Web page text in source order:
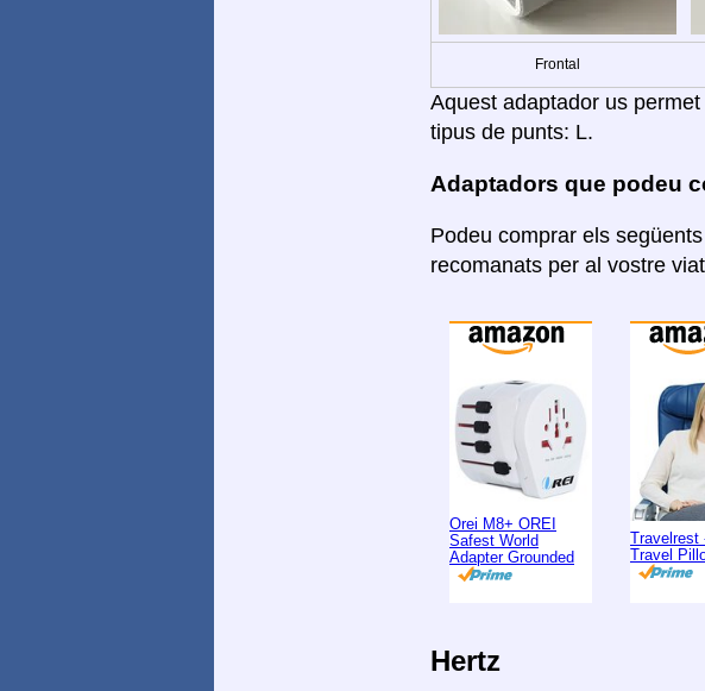
Frontal
Aquest adaptador us
tipus de punts: L.
Adaptadors que podeu
Podeu comprar els
recomanats per al vostre
Orei M8+ OREI
Safest World
Adapter Grounded
Travelrest
Travel
Hertz